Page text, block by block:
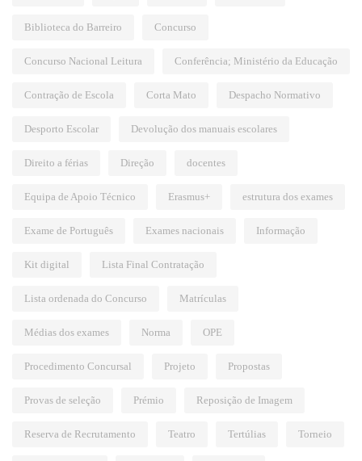
Biblioteca do Barreiro Concurso
Concurso Nacional Leitura Conferência; Ministério da Educação
Contração de Escola Corta Mato Despacho Normativo
Desporto Escolar Devolução dos manuais escolares
Direito a férias Direção docentes
Equipa de Apoio Técnico Erasmus+ estrutura dos exames
Exame de Português Exames nacionais Informação
Kit digital Lista Final Contratação
Lista ordenada do Concurso Matrículas
Médias dos exames Norma OPE
Procedimento Concursal Projeto Propostas
Provas de seleção Prémio Reposição de Imagem
Reserva de Recrutamento Teatro Tertúlias Torneio